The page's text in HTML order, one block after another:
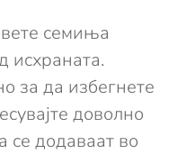
семиња
исхраната.
за да избегнете
доволно
се додаваат во